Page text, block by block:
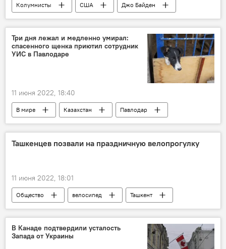
Колумнисты США Джо Байден
Три дня лежал и медленно умирал:
спасенного щенка приютил сотрудник
УИС в Павлодаре
11 июня 2022, 18:40
В мире Казахстан
Павлодар
собака
помощь
Ташкенцев позвали на праздничную велопрогулку
11 июня 2022, 18:01
Общество велосипед
Ташкент
Спорт
В Канаде подтвердили усталость
Запада от Украины